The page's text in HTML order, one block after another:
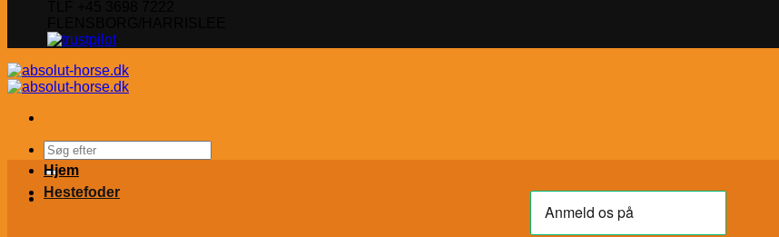
Søg
efter:
Hjem
Hestefoder